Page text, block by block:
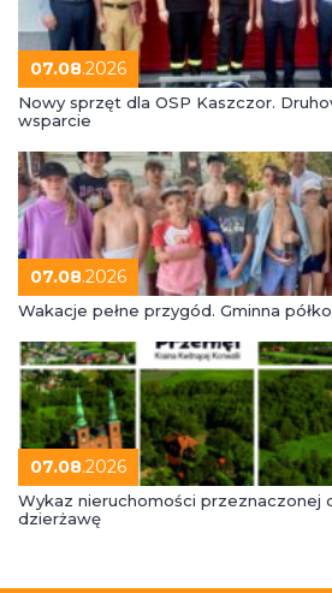
07.08.2026
Nowy sprzęt dla OSP Kaszczor.
wsparcie
07.08.2026
Wakacje pełne przygód. Gminna
07.08.2026
Wykaz nieruchomości przeznaczonej
dzierżawę